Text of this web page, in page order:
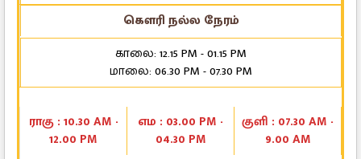
கௌரி நல்ல நேரம்
காலை: 12.15 PM - 01.15 PM
மாலை: 06.30 PM - 07.30 PM
ராகு : 10.30 AM -
12.00 PM
எம : 03.00 PM -
04.30 PM
குளி : 07.30 AM -
9.00 AM